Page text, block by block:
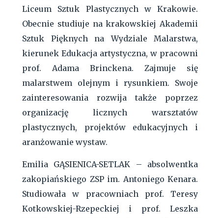
Liceum Sztuk Plastycznych w Krakowie.
Obecnie studiuje na krakowskiej Akademii
Sztuk Pięknych na Wydziale Malarstwa,
kierunek Edukacja artystyczna, w pracowni
prof. Adama Brinckena. Zajmuje się
malarstwem olejnym i rysunkiem. Swoje
zainteresowania rozwija także poprzez
organizację licznych warsztatów
plastycznych, projektów edukacyjnych i
aranżowanie wystaw.
Emilia GĄSIENICA-SETLAK – absolwentka
zakopiańskiego ZSP im. Antoniego Kenara.
Studiowała w pracowniach prof. Teresy
Kotkowskiej-Rzepeckiej i prof. Leszka